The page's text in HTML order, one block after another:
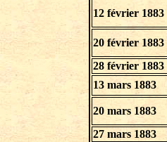
12 février 1883
20 février 1883
28 février 1883
13 mars 1883
20 mars 1883
27 mars 1883